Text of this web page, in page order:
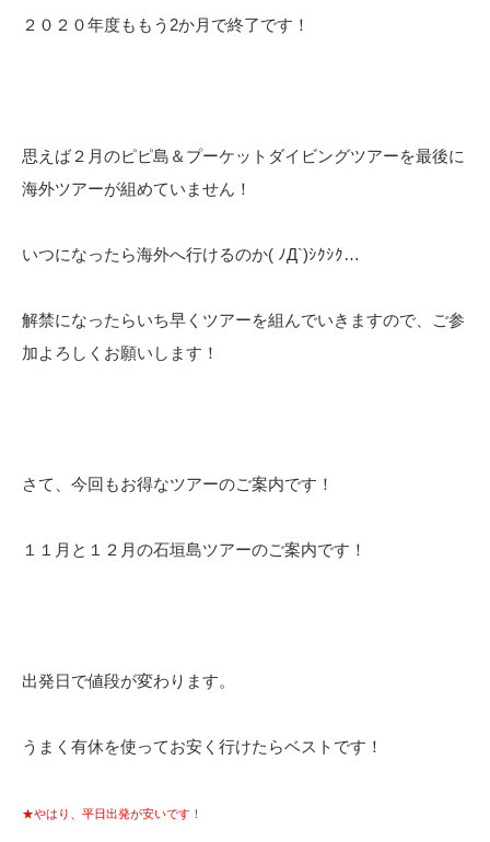
２０２０年度ももう2か月で終了です！
思えば２月のピピ島＆プーケットダイビングツアーを最後に
海外ツアーが組めていません！
いつになったら海外へ行けるのか( ﾉД`)ｼｸｼｸ…
解禁になったらいち早くツアーを組んでいきますので、ご参
加よろしくお願いします！
さて、今回もお得なツアーのご案内です！
１１月と１２月の石垣島ツアーのご案内です！
出発日で値段が変わります。
うまく有休を使ってお安く行けたらベストです！
★やはり、平日出発が安いです！